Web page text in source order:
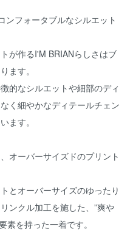
ンフォータブルなシルエット
が作るI'M BRIANらしさはブ
ます。
的なシルエットや細部のディ
く細やかなディテールチェン
ます。
オーバーサイズドのプリント
とオーバーサイズのゆったり
ンクル加工を施した、”爽や
素を持った一着です。